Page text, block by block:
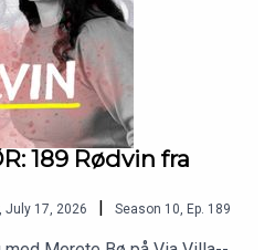
189 Rødvin fra
July 17, 2026 | Season 10 Ep. 189